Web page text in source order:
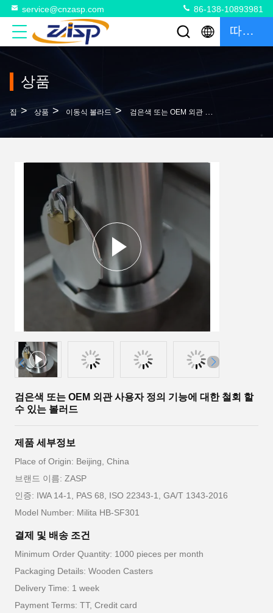
service@cnzasp.com 86-138-10893981
따옴표
상품
집 > 상품 > 이동식 볼라드 > 검은색 또는 OEM 외관 사용자 정의 기능에 대한 철회 할 수 있는 볼러드
검은색 또는 OEM 외관 사용자 정의 기능에 대한 철회 할
수 있는 볼러드
제품 세부정보
Place of Origin: Beijing, China
브랜드 이름: ZASP
인증: IWA 14-1, PAS 68, ISO 22343-1, GA/T 1343-2016
Model Number: Milita HB-SF301
결제 및 배송 조건
Minimum Order Quantity: 1000 pieces per month
Packaging Details: Wooden Casters
Delivery Time: 1 week
Payment Terms: TT, Credit card